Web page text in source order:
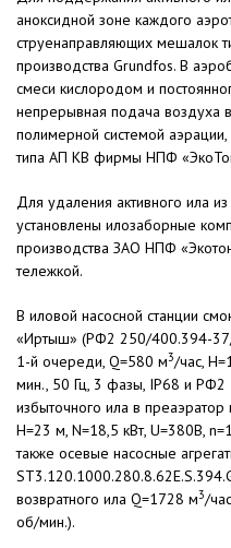
аноксидной зоне каждого
струенаправляющих мешалок
производства Grundfos. В
смеси кислородом и
непрерывная подача воздуха
полимерной системой
типа АП КВ фирмы НПФ
Для удаления активного ила
установлены илозаборные
производства ЗАО НПФ
тележкой.
В иловой насосной станции
«Иртыш» (РФ2 250/400.394-
1-й очереди, Q=580 м3/час,
мин., 50 Гц, 3 фазы, IP68 и
избыточного ила в преаэратор
Н=23 м, N=18,5 кВт, U=380В,
также осевые насосные
возвратного ила Q=1728 м3/
об/мин.).